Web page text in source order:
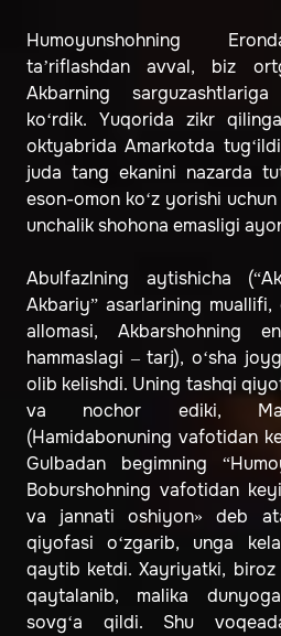
Humoyunshohning
ta’riflashdan avval, biz
Akbarning
ko‘rdik. Yuqorida zikr
oktyabrida Amarkotda
juda tang ekanini nazarda
eson-omon ko‘z yorishi
unchalik shohona emasligi
Abulfazlning aytishicha
Akbariy” asarlarining muallifi,
allomasi, Akbarshohning
hammaslagi – tarj), o‘sha
olib kelishdi. Uning tashqi
va nochor ediki,
(Hamidabonuning vafotidan
Gulbadan begimning
Boburshohning vafotidan
va jannati oshiyon» deb
qiyofasi o‘zgarib, unga
qaytib ketdi. Xayriyatki, biroz
qaytalanib, malika
sovg‘a qildi. Shu